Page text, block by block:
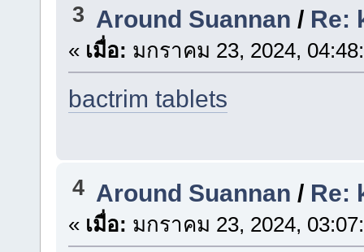
3 Around Suannan / Re:
« เมื่อ: มกราคม 23, 2024,
bactrim tablets
4 Around Suannan / Re:
« เมื่อ: มกราคม 23, 2024,